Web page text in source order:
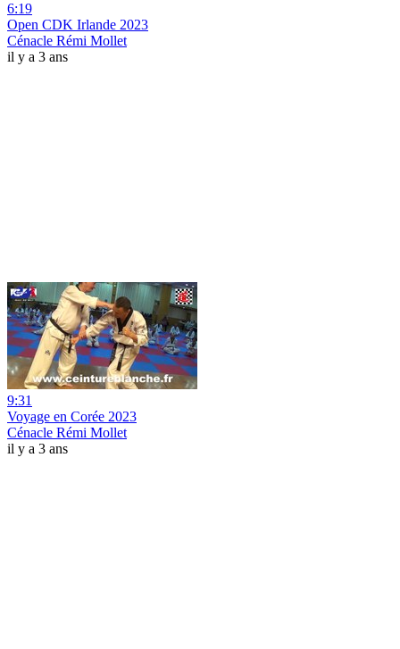
6:19
Open CDK Irlande 2023
Cénacle Rémi Mollet
il y a 3 ans
9:31
Voyage en Corée 2023
Cénacle Rémi Mollet
il y a 3 ans